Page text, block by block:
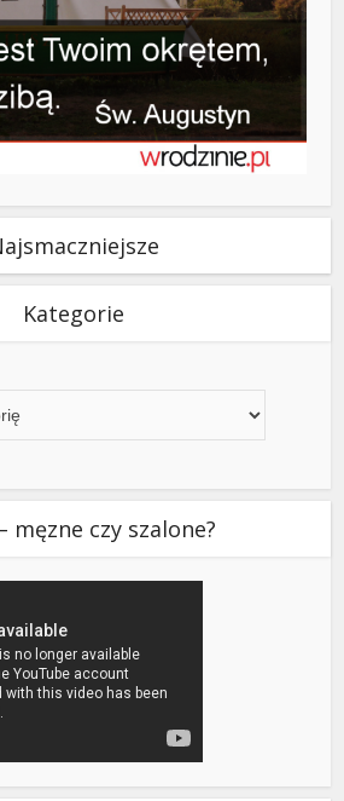
Kategorie
męzne czy szalone?